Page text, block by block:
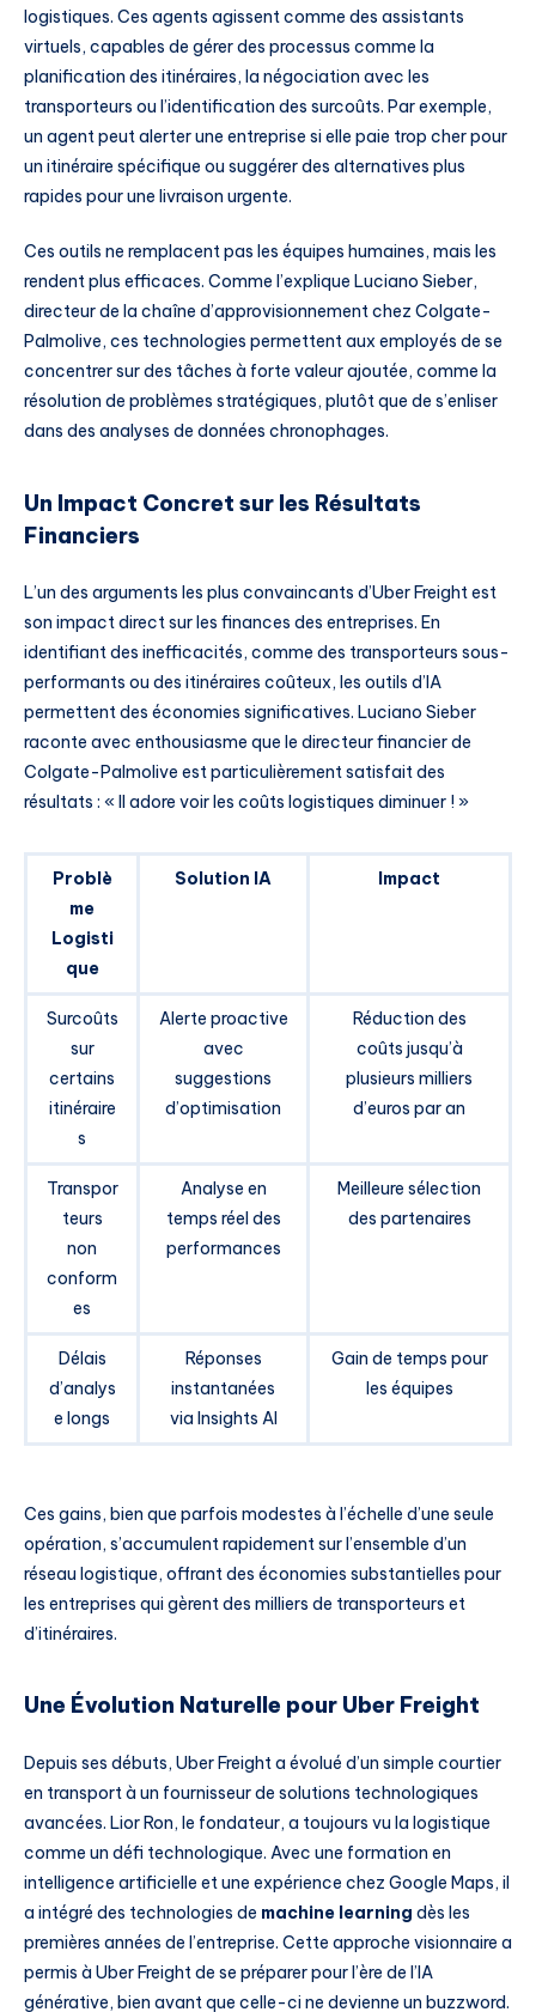
logistiques. Ces agents agissent comme des assistants
virtuels, capables de gérer des processus comme la
planification des itinéraires, la négociation avec les
transporteurs ou l’identification des surcoûts. Par exemple,
un agent peut alerter une entreprise si elle paie trop cher pour
un itinéraire spécifique ou suggérer des alternatives plus
rapides pour une livraison urgente.
Ces outils ne remplacent pas les équipes humaines, mais les
rendent plus efficaces. Comme l’explique Luciano Sieber,
directeur de la chaîne d’approvisionnement chez Colgate-
Palmolive, ces technologies permettent aux employés de se
concentrer sur des tâches à forte valeur ajoutée, comme la
résolution de problèmes stratégiques, plutôt que de s’enliser
dans des analyses de données chronophages.
Un Impact Concret sur les Résultats
Financiers
L’un des arguments les plus convaincants d’Uber Freight est
son impact direct sur les finances des entreprises. En
identifiant des inefficacités, comme des transporteurs sous-
performants ou des itinéraires coûteux, les outils d’IA
permettent des économies significatives. Luciano Sieber
raconte avec enthousiasme que le directeur financier de
Colgate-Palmolive est particulièrement satisfait des
résultats : « Il adore voir les coûts logistiques diminuer ! »
Problè
me
Logisti
que
Solution IA Impact
Surcoûts
sur
certains
itinéraire
s
Alerte proactive
avec
suggestions
d’optimisation
Réduction des
coûts jusqu’à
plusieurs milliers
d’euros par an
Transpor
teurs
non
conform
es
Analyse en
temps réel des
performances
Meilleure sélection
des partenaires
Délais
d’analys
e longs
Réponses
instantanées
via Insights AI
Gain de temps pour
les équipes
Ces gains, bien que parfois modestes à l’échelle d’une seule
opération, s’accumulent rapidement sur l’ensemble d’un
réseau logistique, offrant des économies substantielles pour
les entreprises qui gèrent des milliers de transporteurs et
d’itinéraires.
Une Évolution Naturelle pour Uber Freight
Depuis ses débuts, Uber Freight a évolué d’un simple courtier
en transport à un fournisseur de solutions technologiques
avancées. Lior Ron, le fondateur, a toujours vu la logistique
comme un défi technologique. Avec une formation en
intelligence artificielle et une expérience chez Google Maps, il
a intégré des technologies de machine learning dès les
premières années de l’entreprise. Cette approche visionnaire a
permis à Uber Freight de se préparer pour l’ère de l’IA
générative, bien avant que celle-ci ne devienne un buzzword.